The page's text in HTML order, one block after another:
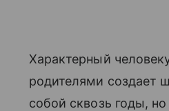
Характерный
родителями создает
собой сквозь годы,